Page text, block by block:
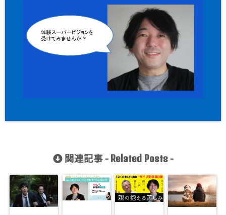
関連記事 - Related Posts-